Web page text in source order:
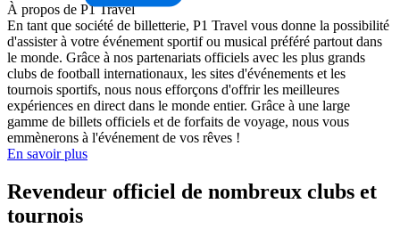
À propos de P1 Travel
En tant que société de billetterie, P1 Travel vous donne la possibilité
d'assister à votre événement sportif ou musical préféré partout dans
le monde. Grâce à nos partenariats officiels avec les plus grands
clubs de football internationaux, les sites d'événements et les
tournois sportifs, nous nous efforçons d'offrir les meilleures
expériences en direct dans le monde entier. Grâce à une large
gamme de billets officiels et de forfaits de voyage, nous vous
emmènerons à l'événement de vos rêves !
En savoir plus
Revendeur officiel de nombreux clubs et
tournois